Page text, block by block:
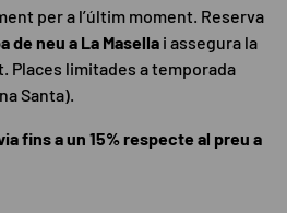
per a l’últim moment. Reserva
de neu a La Masella i assegura la
Places limitades a temporada
Santa).
fins a un 15% respecte al preu a